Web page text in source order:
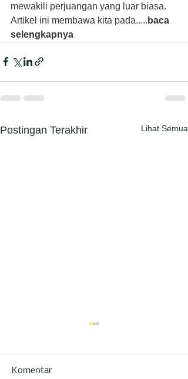
mewakili perjuangan yang luar biasa.
Artikel ini membawa kita pada..... baca
selengkapnya
Postingan Terakhir Lihat Semua
Komentar